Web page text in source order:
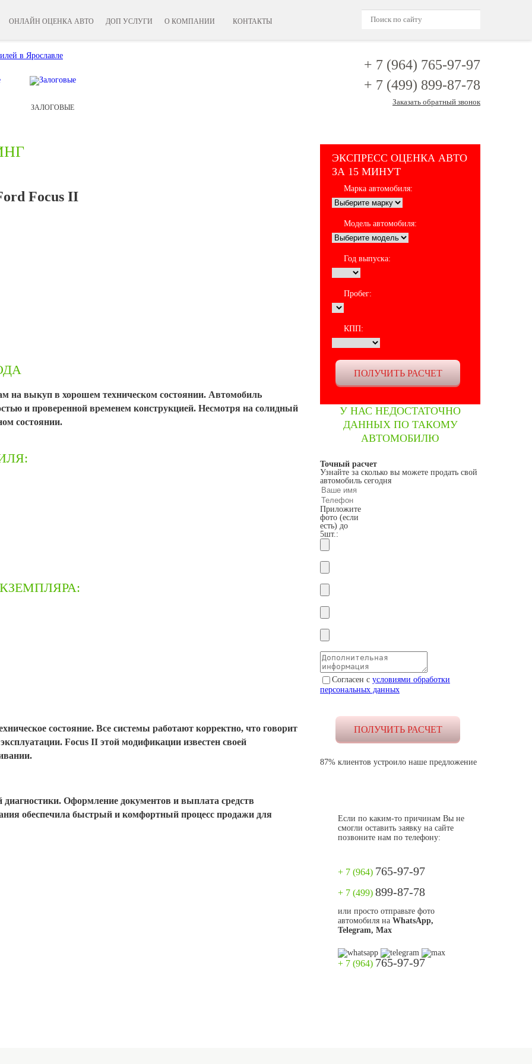
ОНЛАЙН ОЦЕНКА АВТО ДОП УСЛУГИ О КОМПАНИИ КОНТАКТЫ
+ 7 (964) 765-97-97
+ 7 (499) 899-87-78
Заказать обратный звонок
ЗАЛОГОВЫЕ
ЭКСПРЕСС ОЦЕНКА АВТО
ЗА 15 МИНУТ
Марка автомобиля:
Модель автомобиля:
Год выпуска:
Пробег:
КПП:
У НАС НЕДОСТАТОЧНО
ДАННЫХ ПО ТАКОМУ
АВТОМОБИЛЮ
Точный расчет
Узнайте за сколько вы можете продать свой
автомобиль сегодня
Приложите
фото (если
есть) до
5шт.:
Согласен с условиями обработки
персональных данных
87% клиентов устроило наше предложение
Если по каким-то причинам Вы не
смогли оставить заявку на сайте
позвоните нам по телефону:
+ 7 (964) 765-97-97
+ 7 (499) 899-87-78
или просто отправьте фото
автомобиля на WhatsApp,
Telegram, Max
+ 7 (964) 765-97-97
Focus II
на выкуп в хорошем техническом состоянии. Автомобиль
и проверенной временем конструкцией. Несмотря на солидный
состоянии.
состояние. Все системы работают корректно, что говорит
Focus II этой модификации известен своей
диагностики. Оформление документов и выплата средств
обеспечила быстрый и комфортный процесс продажи для